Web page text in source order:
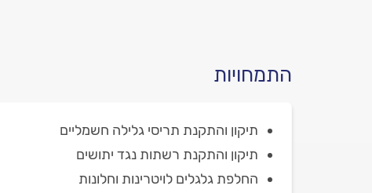
התמחויות
תיקון והתקנת תריסי גלילה חשמליים
תיקון והתקנת רשתות נגד יתושים
החלפת גלגלים לויטרינות וחלונות